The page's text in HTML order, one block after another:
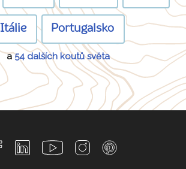
Itálie Portugalsko
a54 dalších koutů světa